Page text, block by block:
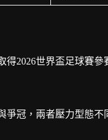
2026世界盃足球賽參
爭冠，兩者壓力型態不